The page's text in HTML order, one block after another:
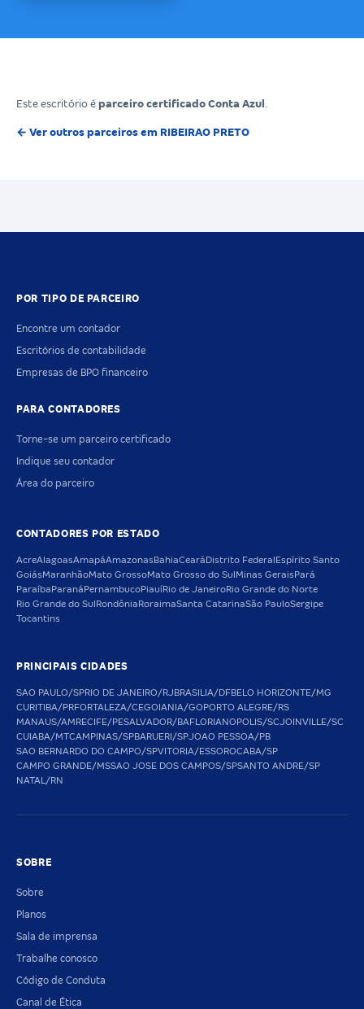
Este escritório é parceiro certificado Conta Azul
← Ver outros parceiros em RIBEIRAO PRETO
POR TIPO DE PARCEIRO
Encontre um contador
Escritórios de contabilidade
Empresas de BPO financeiro
PARA CONTADORES
Torne-se um parceiro certificado
Indique seu contador
Área do parceiro
CONTADORES POR ESTADO
AcreAlagoasAmapáAmazonas BahiaCeará Distrito Federal Espírito Santo
GoiásMaranhãoMato GrossoMato Grosso do Sul Minas Gerais Pará
Paraíba Paraná PernambucoPiauíRio de JaneiroRio Grande do Norte
Rio Grande do Sul Rondônia RoraimaSanta CatarinaSão PauloSergipe
Tocantins
PRINCIPAIS CIDADES
SAO PAULO/SPRIO DE JANEIRO/RJBRASILIA/DFBELO HORIZONTE/MG
CURITIBA/PRFORTALEZA/CEGOIANIA/GOPORTO ALEGRE/RS
MANAUS/AMRECIFE/PESALVADOR/BAFLORIANOPOLIS/SCJOINVILLE/SC
CUIABA/MTCAMPINAS/SPBARUERI/SPJOAO PESSOA/PB
SAO BERNARDO DO CAMPO/SPVITORIA/ESSOROCABA/SP
CAMPO GRANDE/MSSAO JOSE DOS CAMPOS/SPSANTO ANDRE/SP
NATAL/RN
SOBRE
Sobre
Planos
Sala de imprensa
Trabalhe conosco
Código de Conduta
Canal de Ética